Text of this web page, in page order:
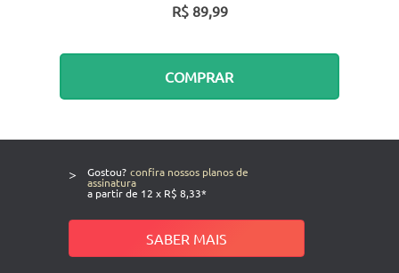
R$ 89,99
COMPRAR
> Gostou? confira nossos planos de
assinatura
a partir de 12 x R$ 8,33*
SABER MAIS